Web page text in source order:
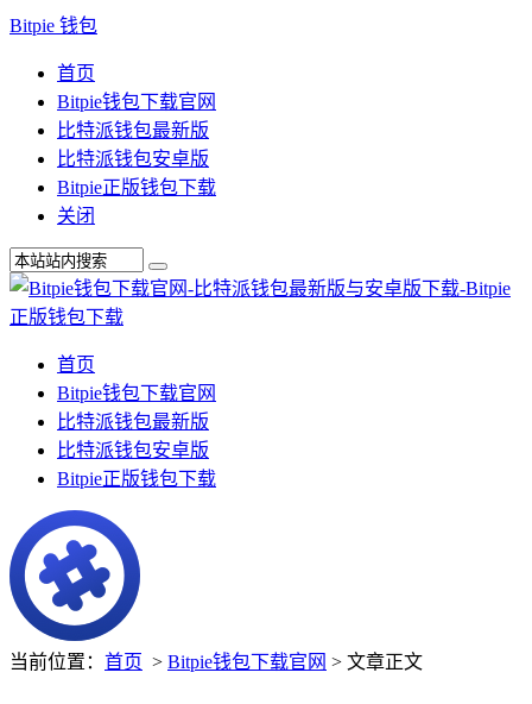
Bitpie 钱包
首页
Bitpie钱包下载官网
比特派钱包最新版
比特派钱包安卓版
Bitpie正版钱包下载
关闭
首页
Bitpie钱包下载官网
比特派钱包最新版
比特派钱包安卓版
Bitpie正版钱包下载
当前位置： 首页 > Bitpie钱包下载官网 > 文章正文